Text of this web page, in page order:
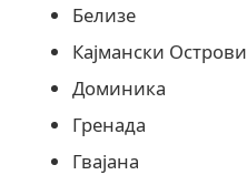
Белизе
Кајмански Острови
Доминика
Гренада
Гвајана